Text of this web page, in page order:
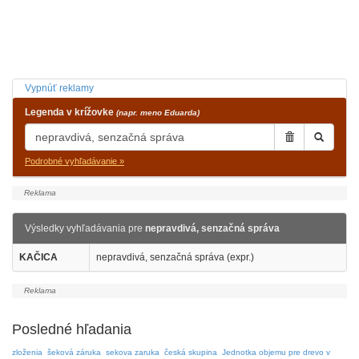
Vypnúť reklamy
Legenda v krížovke (napr. meno Eduarda)
Podrobné vyhľadávanie »
Výsledky vyhľadávania pre nepravdivá, senzačná správa
KAČICA nepravdivá, senzačná správa (expr.)
Posledné hľadania
zloženia šeková záruka sekova zaruka česká skupina Jednotka objemu pre drevo v